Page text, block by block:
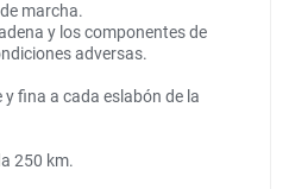
marcha.
y los componentes de
adversas.
fina a cada eslabón de la
250 km.